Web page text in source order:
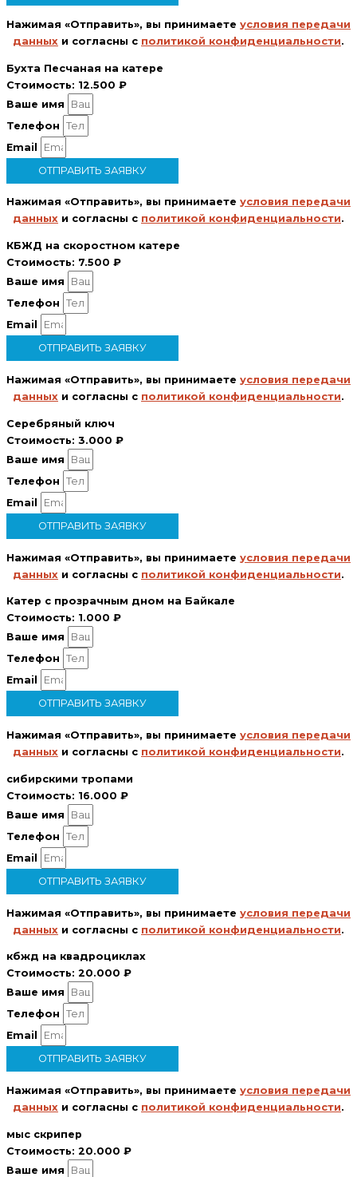
Нажимая «Отправить», вы принимаете условия передачи
данных и согласны с политикой конфиденциальности.
Бухта Песчаная на катере
Стоимость: 12.500 ₽
Ваше имя
Телефон
Email
ОТПРАВИТЬ ЗАЯВКУ
Нажимая «Отправить», вы принимаете условия передачи
данных и согласны с политикой конфиденциальности.
КБЖД на скоростном катере
Стоимость: 7.500 ₽
Ваше имя
Телефон
Email
ОТПРАВИТЬ ЗАЯВКУ
Нажимая «Отправить», вы принимаете условия передачи
данных и согласны с политикой конфиденциальности.
Серебряный ключ
Стоимость: 3.000 ₽
Ваше имя
Телефон
Email
ОТПРАВИТЬ ЗАЯВКУ
Нажимая «Отправить», вы принимаете условия передачи
данных и согласны с политикой конфиденциальности.
Катер с прозрачным дном на Байкале
Стоимость: 1.000 ₽
Ваше имя
Телефон
Email
ОТПРАВИТЬ ЗАЯВКУ
Нажимая «Отправить», вы принимаете условия передачи
данных и согласны с политикой конфиденциальности.
сибирскими тропами
Стоимость: 16.000 ₽
Ваше имя
Телефон
Email
ОТПРАВИТЬ ЗАЯВКУ
Нажимая «Отправить», вы принимаете условия передачи
данных и согласны с политикой конфиденциальности.
кбжд на квадроциклах
Стоимость: 20.000 ₽
Ваше имя
Телефон
Email
ОТПРАВИТЬ ЗАЯВКУ
Нажимая «Отправить», вы принимаете условия передачи
данных и согласны с политикой конфиденциальности.
мыс скрипер
Стоимость: 20.000 ₽
Ваше имя